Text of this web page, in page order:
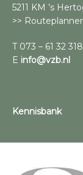
5211 KM ’s
>> Routeplanner
T 073 – 61 32 318
E info@vzb.nl
Kennisbank